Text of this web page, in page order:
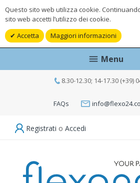
Questo sito web utilizza cookie.
sito web accetti l’utilizzo dei cookie.
Accetta
Maggiori informazioni
Menu
8.30-12.30; 14-17.30 (+39)
FAQs
Registrati o Accedi